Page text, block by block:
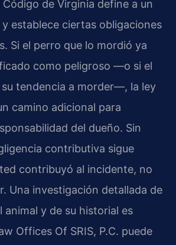
Código de Virginia define a un
establece ciertas obligaciones
Si el perro que lo mordió ya
como peligroso —o si el
su tendencia a morder—, la ley
camino adicional para
del dueño. Sin
contributiva sigue
contribuyó al incidente, no
Una investigación detallada de
animal y de su historial es
Offices Of SRIS, P.C. puede